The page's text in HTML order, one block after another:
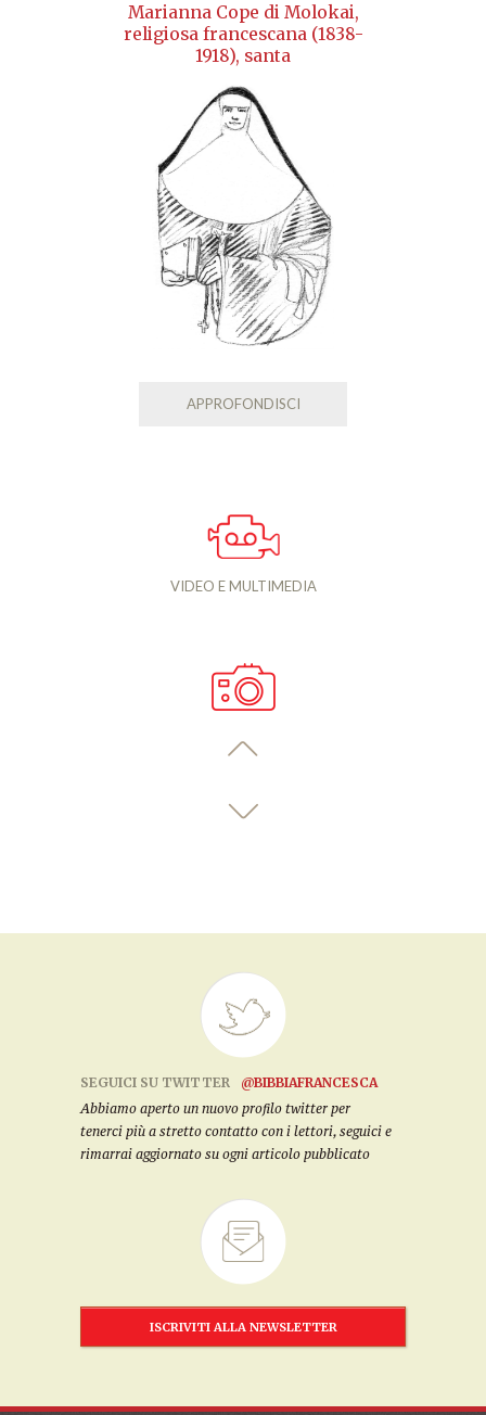
Marianna Cope di Molokai,
religiosa francescana (1838-
1918), santa
APPROFONDISCI
VIDEO E MULTIMEDIA
SEGUICI SU TWITTER
@BIBBIAFRANCESCA
Abbiamo aperto un nuovo profilo twitter per
tenerci più a stretto contatto con i lettori, seguici e
rimarrai aggiornato su ogni articolo pubblicato
ISCRIVITI ALLA NEWSLETTER